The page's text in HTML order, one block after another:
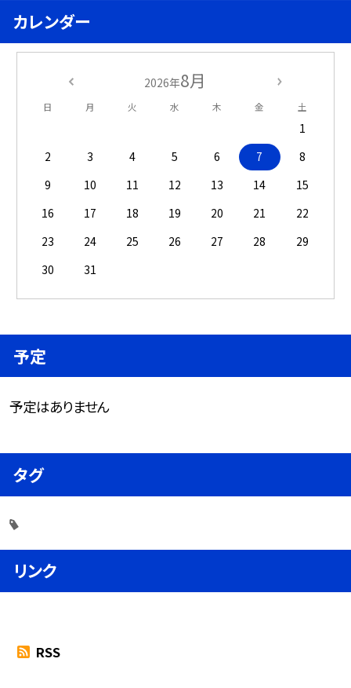
カレンダー
2026年8月
日 月 火 水 木 金 土
1
2
3 4 5 6 7
8
9
10 11 12 13 14
15
16
17 18 19 20 21
22
23
24 25 26 27 28
29
30
31
予定
予定はありません
タグ
リンク
RSS